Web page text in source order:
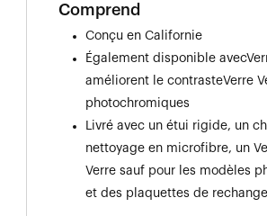
Comprend
Conçu en Californie
Également disponible
améliorent le contrasteVerre
photochromiques
Livré avec un étui rigide, un
nettoyage en microfibre, un
Verre sauf pour les modèles
et des plaquettes de rechange